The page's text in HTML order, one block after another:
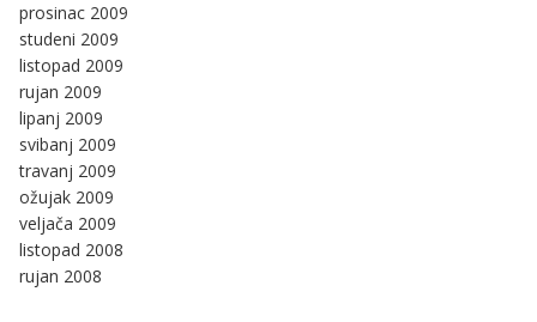
prosinac 2009
studeni 2009
listopad 2009
rujan 2009
lipanj 2009
svibanj 2009
travanj 2009
ožujak 2009
veljača 2009
listopad 2008
rujan 2008